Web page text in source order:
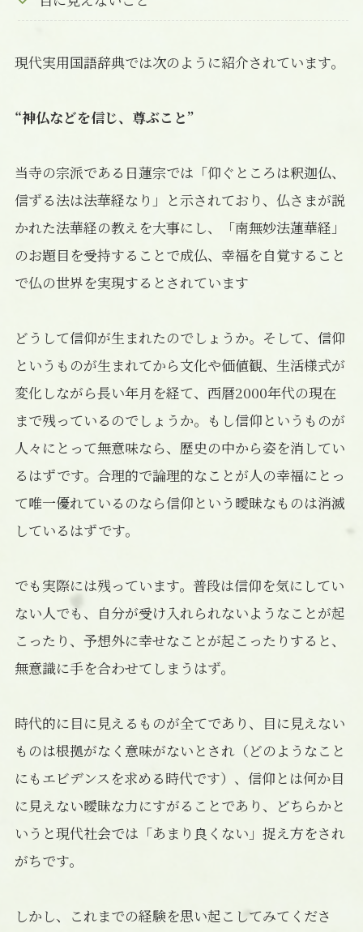
現代実用国語辞典では次のように紹介されています。
“神仏などを信じ、尊ぶこと”
当寺の宗派である日蓮宗では「仰ぐところは釈迦仏、
信ずる法は法華経なり」と示されており、仏さまが説
かれた法華経の教えを大事にし、「南無妙法蓮華経」
のお題目を受持することで成仏、幸福を自覚すること
で仏の世界を実現するとされています
どうして信仰が生まれたのでしょうか。そして、信仰
というものが生まれてから文化や価値観、生活様式が
変化しながら長い年月を経て、西暦2000年代の現在
まで残っているのでしょうか。もし信仰というものが
人々にとって無意味なら、歴史の中から姿を消してい
るはずです。合理的で論理的なことが人の幸福にとっ
て唯一優れているのなら信仰という曖昧なものは消滅
しているはずです。
でも実際には残っています。普段は信仰を気にしてい
ない人でも、自分が受け入れられないようなことが起
こったり、予想外に幸せなことが起こったりすると、
無意識に手を合わせてしまうはず。
時代的に目に見えるものが全てであり、目に見えない
ものは根拠がなく意味がないとされ（どのようなこと
にもエビデンスを求める時代です）、信仰とは何か目
に見えない曖昧な力にすがることであり、どちらかと
いうと現代社会では「あまり良くない」捉え方をされ
がちです。
しかし、これまでの経験を思い起こしてみてくださ